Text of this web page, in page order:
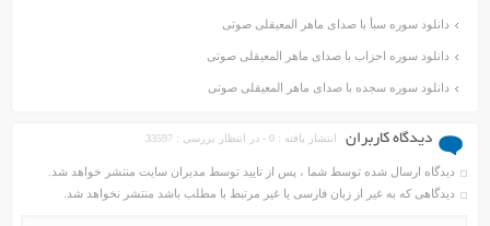
دانلود سوره سبأ با صدای ماهر المعیقلی صوتی
دانلود سوره احزاب با صدای ماهر المعیقلی صوتی
دانلود سوره سجده با صدای ماهر المعیقلی صوتی
دیدگاه کاربران انتشار یافته : 0 - در انتظار بررسی : 33597
دیدگاه ارسال شده توسط شما ، پس از تایید توسط مدیران سایت منتشر خواهد شد.
دیدگاهی که به غیر از زبان فارسی یا غیر مرتبط با مطلب باشد منتشر نخواهد شد.